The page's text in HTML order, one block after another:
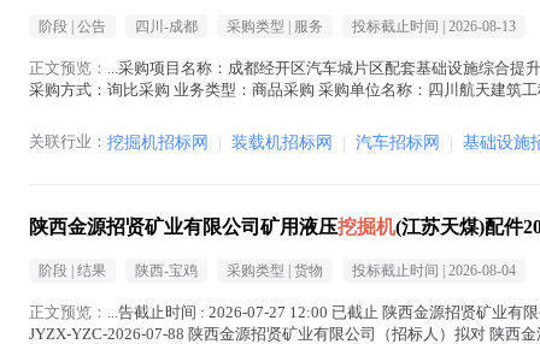
阶段 | 公告 四川-成都 采购类型 | 服务 投标截止时间 | 2026-08-13
正文预览： ...采购项目名称：成都经开区汽车城片区配套基础设施综合提
采购方式：询比采购 业务类型：商品采购 采购单位名称：四川航天建筑
关联行业： 挖掘机招标网 | 装载机招标网 | 汽车招标网 | 基础设施
陕西金源招贤矿业有限公司矿用液压挖掘机(江苏天煤)配件
阶段 | 结果 陕西-宝鸡 采购类型 | 货物 投标截止时间 | 2026-08-04
正文预览： ...告截止时间 : 2026-07-27 12:00 已截止 陕西金源招贤矿业有
JYZX-YZC-2026-07-88 陕西金源招贤矿业有限公司（招标人）拟对 陕西